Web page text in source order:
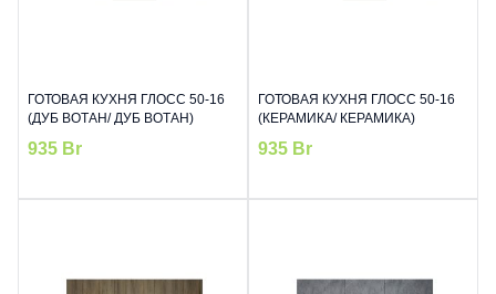
ГОТОВАЯ КУХНЯ ГЛОСС 50-16
(ДУБ ВОТАН/ ДУБ ВОТАН)
935 Br
ГОТОВАЯ КУХНЯ ГЛОСС 50-16
(КЕРАМИКА/ КЕРАМИКА)
935 Br